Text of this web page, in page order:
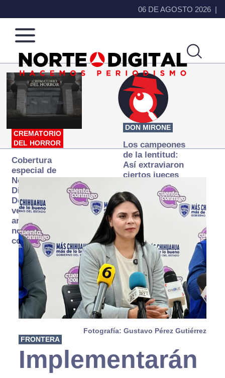
06 DE AGOSTO 2026
Norte
de
Ciudad
Más
que
noticias,
hacemos periodismo
CREMATORIO
DEL HORROR
Cobertura
especial de
Norte
Digital:
Donde la
verdad
arde… pero
no se
consume
DON MIRONE
Los campeones
de la lentitud:
Así extraviaron
ciertos jueces
expedita
Fotografía: Gustavo Pérez Gutiérrez
FRONTERA
Implementarán